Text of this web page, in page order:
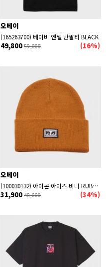
오베이
(165263700) 베이비 엔젤 반팔티 BLACK
49,800 59,000 (16%)
오베이
(100030132) 아이콘 아이즈 비니 RUBBER
31,900 48,000 (34%)